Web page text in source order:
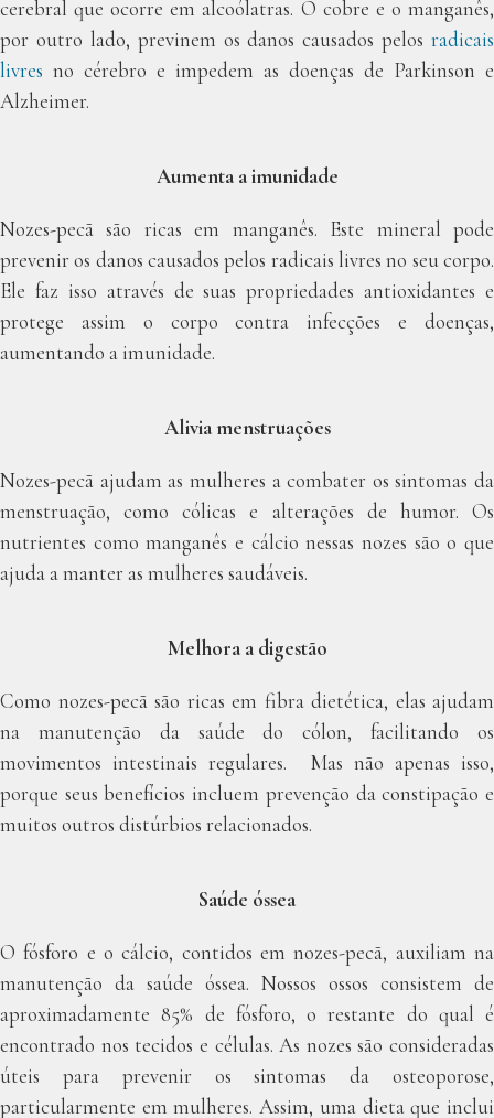
cerebral que ocorre em alcoólatras. O cobre e o manganês,
por outro lado, previnem os danos causados pelos radicais
livres no cérebro e impedem as doenças de Parkinson e
Alzheimer.
Aumenta a imunidade
Nozes-pecã são ricas em manganês. Este mineral pode
prevenir os danos causados pelos radicais livres no seu corpo.
Ele faz isso através de suas propriedades antioxidantes e
protege assim o corpo contra infecções e doenças,
aumentando a imunidade.
Alivia menstruações
Nozes-pecã ajudam as mulheres a combater os sintomas da
menstruação, como cólicas e alterações de humor. Os
nutrientes como manganês e cálcio nessas nozes são o que
ajuda a manter as mulheres saudáveis.
Melhora a digestão
Como nozes-pecã são ricas em fibra dietética, elas ajudam
na manutenção da saúde do cólon, facilitando os
movimentos intestinais regulares. Mas não apenas isso,
porque seus benefícios incluem prevenção da constipação e
muitos outros distúrbios relacionados.
Saúde óssea
O fósforo e o cálcio, contidos em nozes-pecã, auxiliam na
manutenção da saúde óssea. Nossos ossos consistem de
aproximadamente 85% de fósforo, o restante do qual é
encontrado nos tecidos e células. As nozes são consideradas
úteis para prevenir os sintomas da osteoporose,
particularmente em mulheres. Assim, uma dieta que inclui